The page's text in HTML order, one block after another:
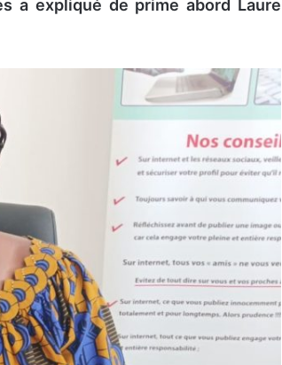
a expliqué de prime abord Laure